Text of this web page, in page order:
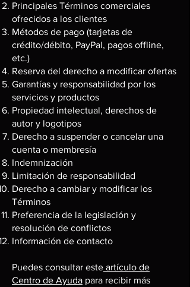
Principales Términos comerciales
ofrecidos a los clientes
Métodos de pago (tarjetas de
crédito/débito, PayPal, pagos offline,
etc.)
Reserva del derecho a modificar ofertas
Garantías y responsabilidad por los
servicios y productos
Propiedad intelectual, derechos de
autor y logotipos
Derecho a suspender o cancelar una
cuenta o membresía
Indemnización
Limitación de responsabilidad
Derecho a cambiar y modificar los
Términos
Preferencia de la legislación y
resolución de conflictos
Información de contacto
Puedes consultar este artículo de
Centro de Ayuda para recibir más